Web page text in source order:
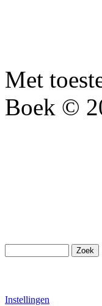
Met
Boek ©
Instellingen